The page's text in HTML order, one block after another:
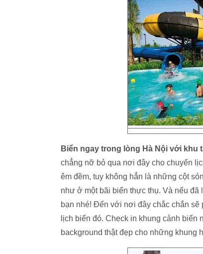
Biển ngay trong lòng Hà Nội với khu
chẳng nỡ bỏ qua nơi đây cho chuyến
êm đềm, tuy không hẳn là những cột
như ở một bãi biển thực thụ. Và nếu đã
bạn nhé! Đến với nơi đây chắc chắn
lịch biển đó. Check in khung cảnh
background thật đẹp cho những khung